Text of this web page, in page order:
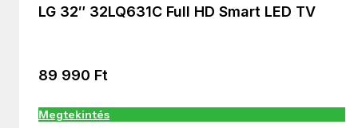
LG 32″ 32LQ631C Full HD Smart LED TV
89 990 Ft
Megtekintés